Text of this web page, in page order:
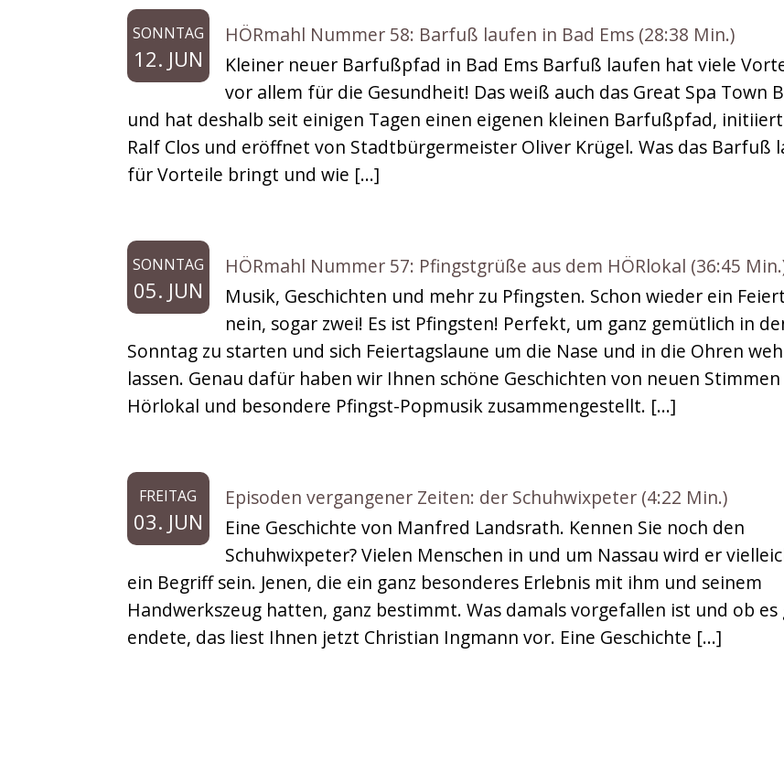
SONNTAG
12. JUN
HÖRmahl Nummer 58: Barfuß laufen in Bad Ems (28:38 Min.)
Kleiner neuer Barfußpfad in Bad Ems Barfuß laufen hat viele
vor allem für die Gesundheit! Das weiß auch das Great Spa Town
und hat deshalb seit einigen Tagen einen eigenen kleinen Barfußpfad,
Ralf Clos und eröffnet von Stadtbürgermeister Oliver Krügel. Was das Barfuß
für Vorteile bringt und wie […]
SONNTAG
05. JUN
HÖRmahl Nummer 57: Pfingstgrüße aus dem HÖRlokal (36:45
Musik, Geschichten und mehr zu Pfingsten. Schon wieder ein
nein, sogar zwei! Es ist Pfingsten! Perfekt, um ganz gemütlich in
Sonntag zu starten und sich Feiertagslaune um die Nase und in die Ohren
lassen. Genau dafür haben wir Ihnen schöne Geschichten von neuen
Hörlokal und besondere Pfingst-Popmusik zusammengestellt. […]
FREITAG
03. JUN
Episoden vergangener Zeiten: der Schuhwixpeter (4:22 Min.)
Eine Geschichte von Manfred Landsrath. Kennen Sie noch den
Schuhwixpeter? Vielen Menschen in und um Nassau wird er
ein Begriff sein. Jenen, die ein ganz besonderes Erlebnis mit ihm und seinem
Handwerkszeug hatten, ganz bestimmt. Was damals vorgefallen ist und ob es
endete, das liest Ihnen jetzt Christian Ingmann vor. Eine Geschichte […]